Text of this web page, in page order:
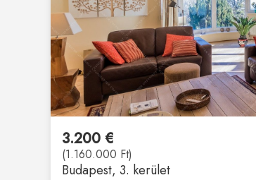
3.200 €
(1.160.000 Ft)
Budapest, 3. kerület